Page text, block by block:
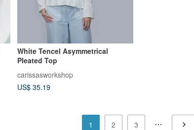
White Tencel Asymmetrical
Pleated Top
carissasworkshop
US$ 35.19
1 2 3